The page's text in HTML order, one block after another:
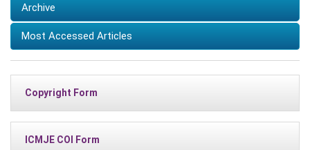
Archive
Most Accessed Articles
Copyright Form
ICMJE COI Form